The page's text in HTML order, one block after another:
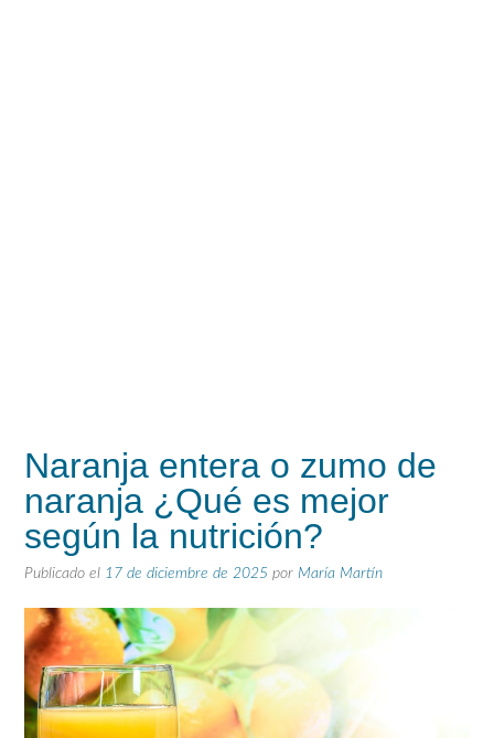
Naranja entera o zumo de
naranja ¿Qué es mejor
según la nutrición?
Publicado el 17 de diciembre de 2025 por María Martín